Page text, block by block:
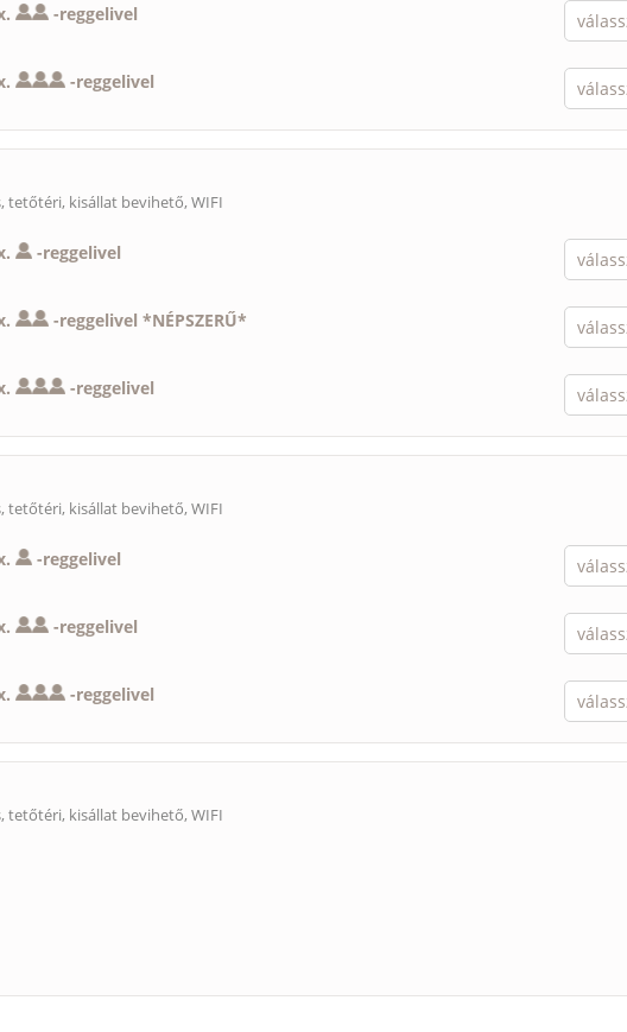
-reggelivel
-reggelivel
tetőtéri, kisállat bevihető, WIFI
-reggelivel
-reggelivel *NÉPSZERŰ*
-reggelivel
tetőtéri, kisállat bevihető, WIFI
-reggelivel
-reggelivel
-reggelivel
tetőtéri, kisállat bevihető, WIFI